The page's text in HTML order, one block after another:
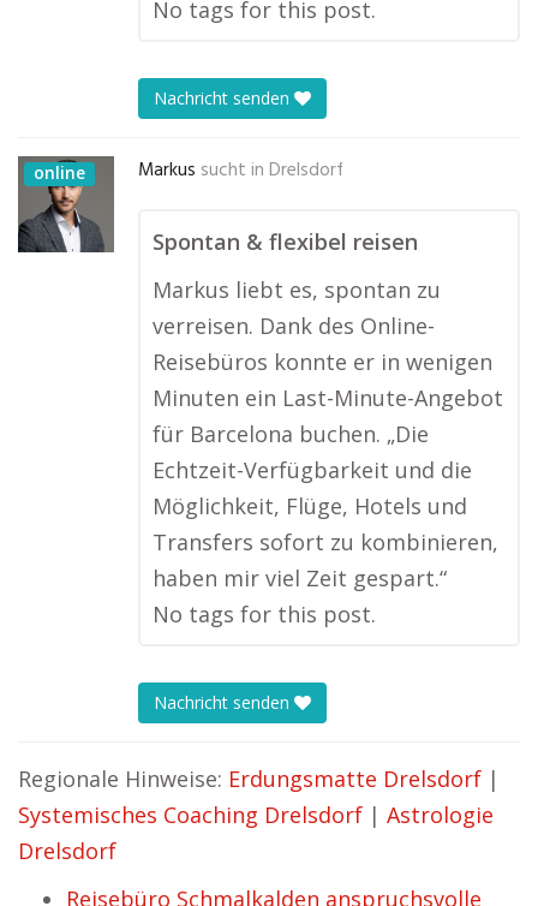
No tags for this post.
Nachricht senden
online Markus sucht in Drelsdorf
Spontan & flexibel reisen
Markus liebt es, spontan zu
verreisen. Dank des Online-
Reisebüros konnte er in wenigen
Minuten ein Last-Minute-Angebot
für Barcelona buchen. „Die
Echtzeit-Verfügbarkeit und die
Möglichkeit, Flüge, Hotels und
Transfers sofort zu kombinieren,
haben mir viel Zeit gespart.“
No tags for this post.
Nachricht senden
Regionale Hinweise: Erdungsmatte Drelsdorf |
Systemisches Coaching Drelsdorf | Astrologie
Drelsdorf
Reisebüro Schmalkalden anspruchsvolle